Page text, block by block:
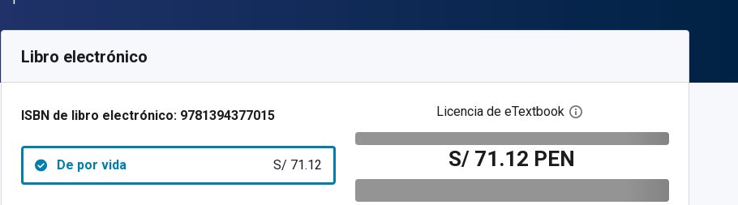
Libro electrónico
ISBN de libro electrónico: 9781394377015
De por vida S/ 71.12
Licencia de eTextbook Abre el cuadro de diálogo
S/ 71.12 PEN